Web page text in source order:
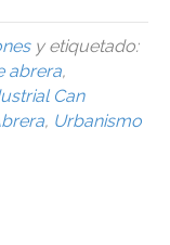
y etiquetado:
abrera,
Can
, Urbanismo